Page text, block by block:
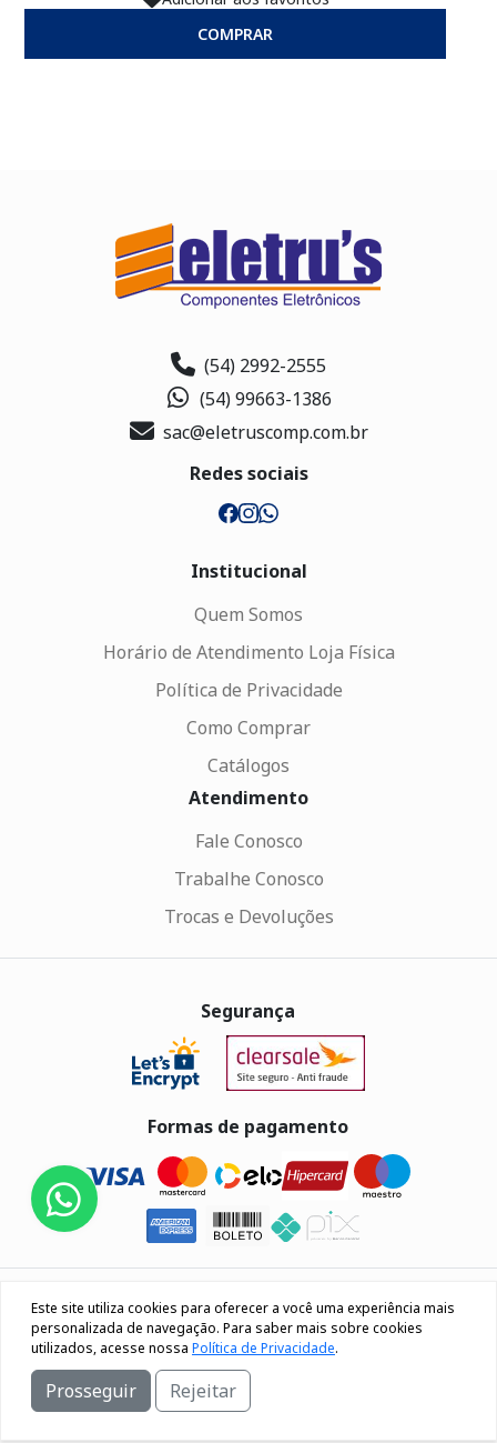
COMPRAR
(54) 2992-2555
(54) 99663-1386
sac@eletruscomp.com.br
Redes sociais
Institucional
Quem Somos
Horário de Atendimento Loja Física
Política de Privacidade
Como Comprar
Catálogos
Atendimento
Fale Conosco
Trabalhe Conosco
Trocas e Devoluções
Segurança
Formas de pagamento
Eletrus Componentes Eletrônicos - CNPJ
04.080.033/0001-40
Rua Os 18 do forte, 692, Bairro Lourdes Caxias do Sul / RS
Este site utiliza cookies para oferecer a você uma experiência mais
personalizada de navegação. Para saber mais sobre cookies
utilizados, acesse nossa Política de Privacidade.
Prosseguir Rejeitar